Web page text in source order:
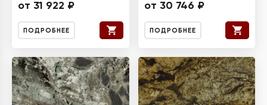
от 31 922 ₽
ПОДРОБНЕЕ
от 30 746 ₽
ПОДРОБНЕЕ